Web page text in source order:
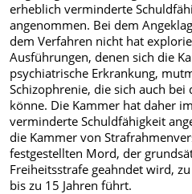
erheblich verminderte
angenommen. Bei dem
dem Verfahren nicht hat
Ausführungen, denen sich die
psychiatrische Erkrankung,
Schizophrenie, die sich auch
könne. Die Kammer hat daher
verminderte Schuldfähigkeit
die Kammer von
festgestellten Mord, der
Freiheitsstrafe geahndet wird,
bis zu 15 Jahren führt.